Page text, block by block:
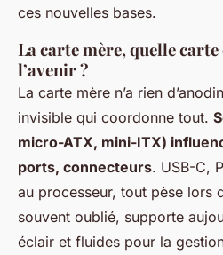
ces nouvelles bases.
La carte mère, quelle
l’avenir ?
La carte mère n’a rien
invisible qui coordonne tout.
micro-ATX, mini-ITX)
ports, connecteurs. USB-C,
au processeur, tout pèse lors
souvent oublié, supporte
éclair et fluides pour la